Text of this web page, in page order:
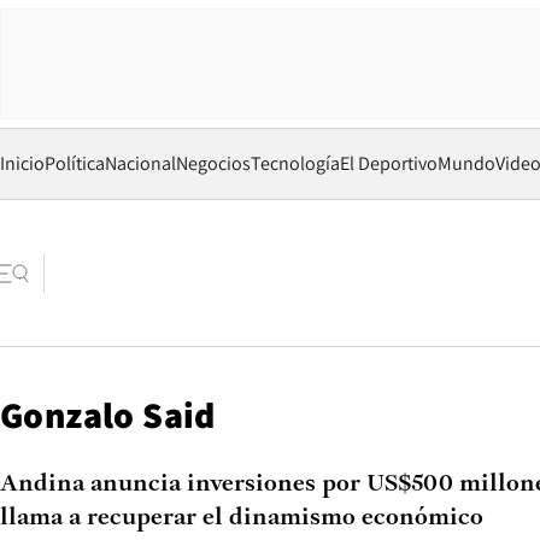
InicioPolíticaNacionalNegociosTecnologíaEl DeportivoMundo
Gonzalo Said
Andina anuncia inversiones por US$500
llama a recuperar el dinamismo económico